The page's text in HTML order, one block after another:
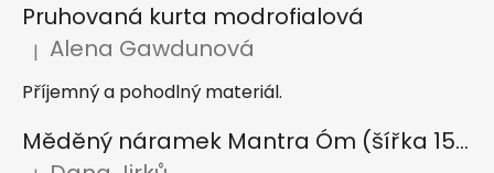
Pruhovaná kurta modrofialová
Hodnocení produktu je 5 z 5 hvězdiček.
| Alena Gawdunová
Příjemný a pohodlný materiál.
Měděný náramek Mantra Óm (šířka 15 mm)